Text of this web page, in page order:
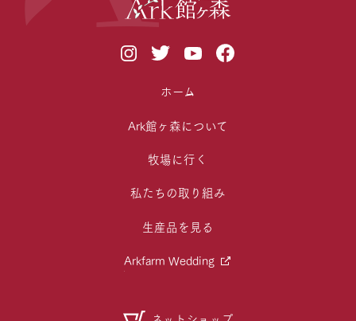
ホーム
Ark館ヶ森について
牧場に行く
私たちの取り組み
生産品を見る
Arkfarm Wedding